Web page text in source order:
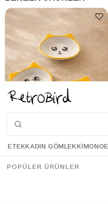
40.90 USD
49.90 USD
ETEKKADIN GÖMLEKKIMONO
POPÜLER ÜRÜNLER